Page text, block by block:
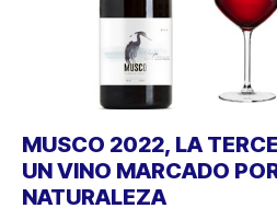
MUSCO 2022, LA
UN VINO MARCADO
NATURALEZA